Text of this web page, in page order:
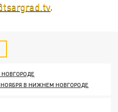
.
В НИЖНЕМ НОВГОРОДЕ